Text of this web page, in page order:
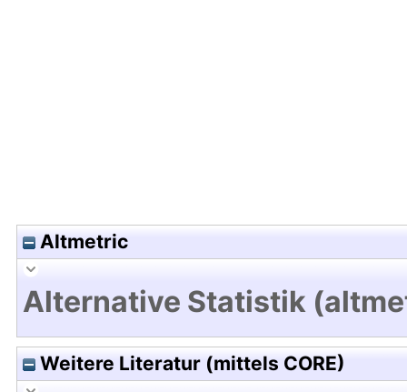
Altmetric
Alternative Statistik
Weitere Literatur (mittels CORE)